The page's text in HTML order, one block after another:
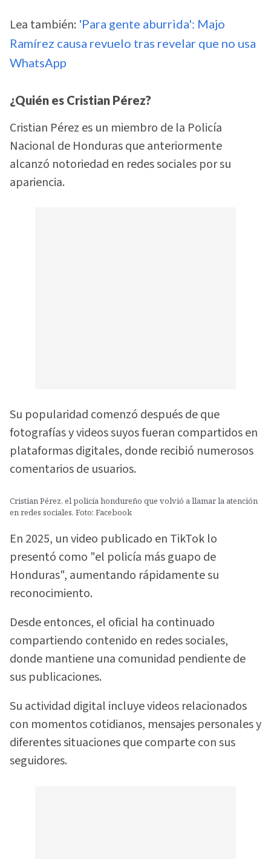
Lea también: 'Para gente aburrida': Majo
Ramírez causa revuelo tras revelar que no usa
WhatsApp
¿Quién es Cristian Pérez?
Cristian Pérez es un miembro de la Policía
Nacional de Honduras que anteriormente
alcanzó notoriedad en redes sociales por su
apariencia.
Su popularidad comenzó después de que
fotografías y videos suyos fueran compartidos en
plataformas digitales, donde recibió numerosos
comentarios de usuarios.
Cristian Pérez, el policía hondureño que volvió a llamar la atención
en redes sociales. Foto: Facebook
En 2025, un video publicado en TikTok lo
presentó como "el policía más guapo de
Honduras", aumentando rápidamente su
reconocimiento.
Desde entonces, el oficial ha continuado
compartiendo contenido en redes sociales,
donde mantiene una comunidad pendiente de
sus publicaciones.
Su actividad digital incluye videos relacionados
con momentos cotidianos, mensajes personales y
diferentes situaciones que comparte con sus
seguidores.